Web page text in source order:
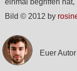
einmal begriffen
Bild © 2012 by
Euer Autor